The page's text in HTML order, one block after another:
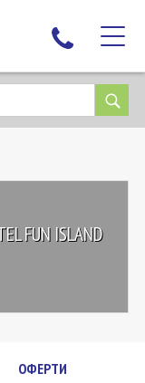
FUN ISLAND
ОФЕРТИ